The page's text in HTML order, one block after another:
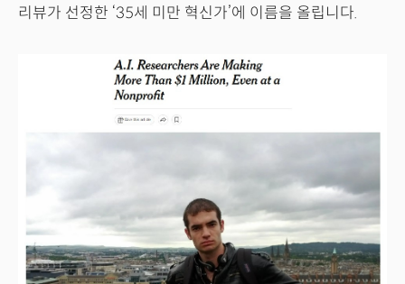
리뷰가 선정한 ‘35세 미만 혁신가’에 이름을 올립니다.